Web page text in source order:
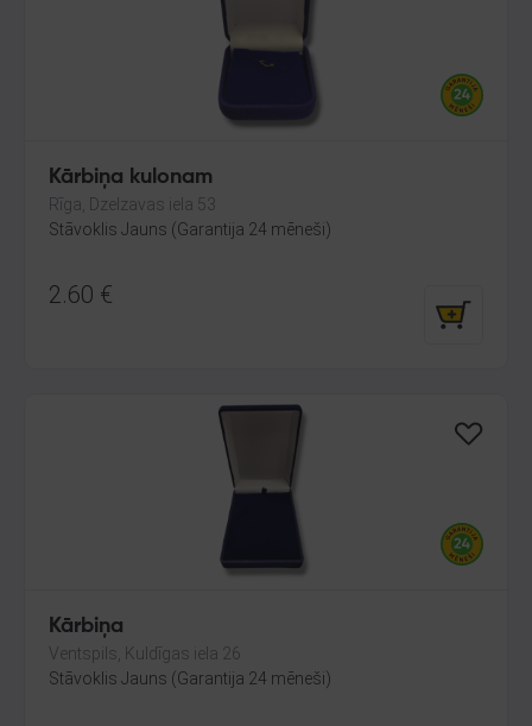
Kārbiņa kulonam
Rīga, Dzelzavas iela 53
Stāvoklis Jauns (Garantija 24 mēneši)
2.60 €
Kārbiņa
Ventspils, Kuldīgas iela 26
Stāvoklis Jauns (Garantija 24 mēneši)